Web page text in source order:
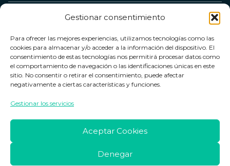
Gestionar consentimiento
Para ofrecer las mejores experiencias, utilizamos tecnologías como las
cookies para almacenar y/o acceder a la información del dispositivo. El
consentimiento de estas tecnologías nos permitirá procesar datos como
el comportamiento de navegación o las identificaciones únicas en este
sitio. No consentir o retirar el consentimiento, puede afectar
negativamente a ciertas características y funciones.
Gestionar los servicios
Aceptar Cookies
Denegar
Contacto
Contacto
Política de
devoluciones
Horario de
Lun. a Vie.:
18:00h
Términos y
condiciones
Política de
privacidad
cookies
Farmacenter
digital, S.L
B24836249
info@farmacenter.es
de pago